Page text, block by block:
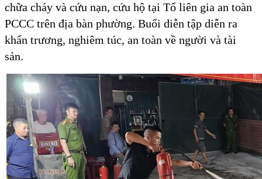
chữa cháy và cứu nạn, cứu hộ tại Tổ liên gia an toàn
PCCC trên địa bàn phường. Buổi diễn tập diễn ra
khẩn trương, nghiêm túc, an toàn về người và tài
sản.